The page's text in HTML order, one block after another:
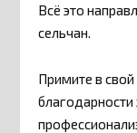
Всё это
сельчан.
Примите в свой